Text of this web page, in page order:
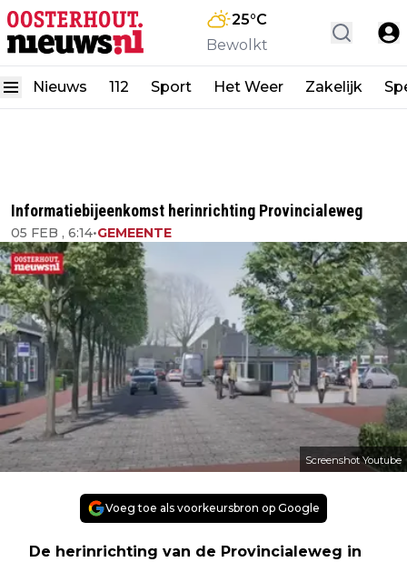
25°C
Bewolkt
Nieuws 112 Sport Het Weer Zakelijk
Informatiebijeenkomst herinrichting Provincialeweg
05 FEB , 6:14•GEMEENTE
Screenshot Youtube
Voeg toe als voorkeursbron op Google
De herinrichting van de Provincialeweg in